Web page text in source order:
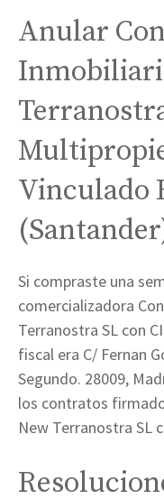
Anular
Vinculado
Si compraste una
comercializadora
Terranostra SL con
fiscal era C/ Fernan
Segundo. 28009,
los contratos
New Terranostra SL